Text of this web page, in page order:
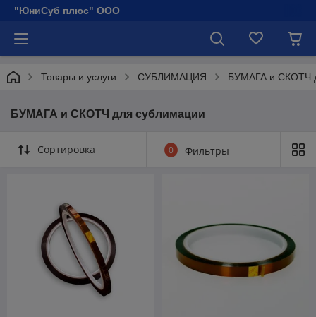
"ЮниСуб плюс" ООО
Товары и услуги СУБЛИМАЦИЯ БУМАГА и СКОТЧ
БУМАГА и СКОТЧ для сублимации
Сортировка 0 Фильтры